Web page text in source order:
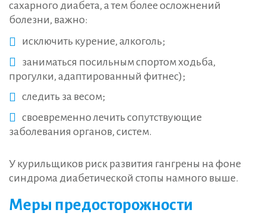
сахарного диабета, а тем более осложнений
болезни, важно:
исключить курение, алкоголь;
заниматься посильным спортом ходьба,
прогулки, адаптированный фитнес);
следить за весом;
своевременно лечить сопутствующие
заболевания органов, систем.
У курильщиков риск развития гангрены на фоне
синдрома диабетической стопы намного выше.
Меры предосторожности